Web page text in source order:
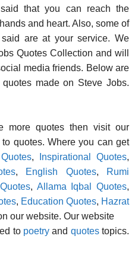
that you can reach the
and heart. Also, some of
are at your service. We
Quotes Collection and will
media friends. Below are
made on Steve Jobs.
more quotes then visit our
quotes. Where you can get
, Inspirational Quotes,
, English Quotes,
Rumi
, Allama Iqbal Quotes,
, Education Quotes, Hazrat
our website. Our website
to poetry and quotestopics.